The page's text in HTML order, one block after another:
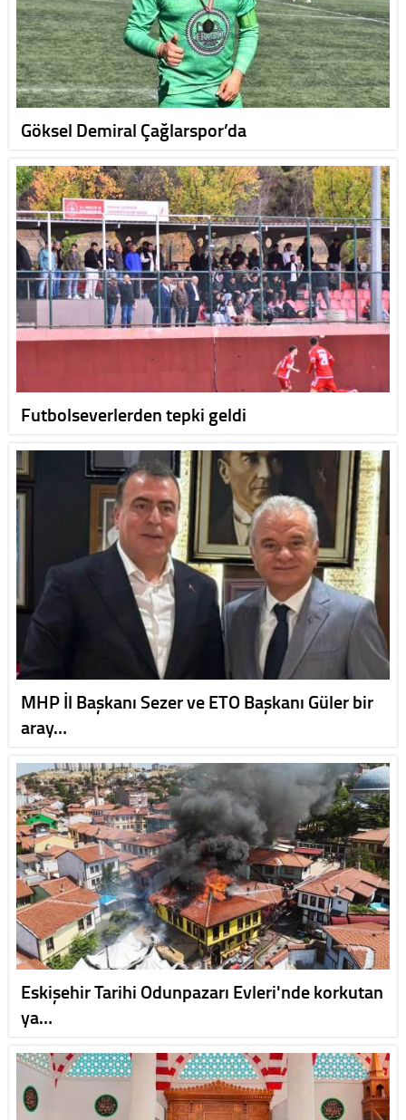
Göksel Demiral Çağlarspor’da
Futbolseverlerden tepki geldi
MHP İl Başkanı Sezer ve ETO Başkanı Güler bir
aray…
Eskişehir Tarihi Odunpazarı Evleri'nde korkutan
ya…